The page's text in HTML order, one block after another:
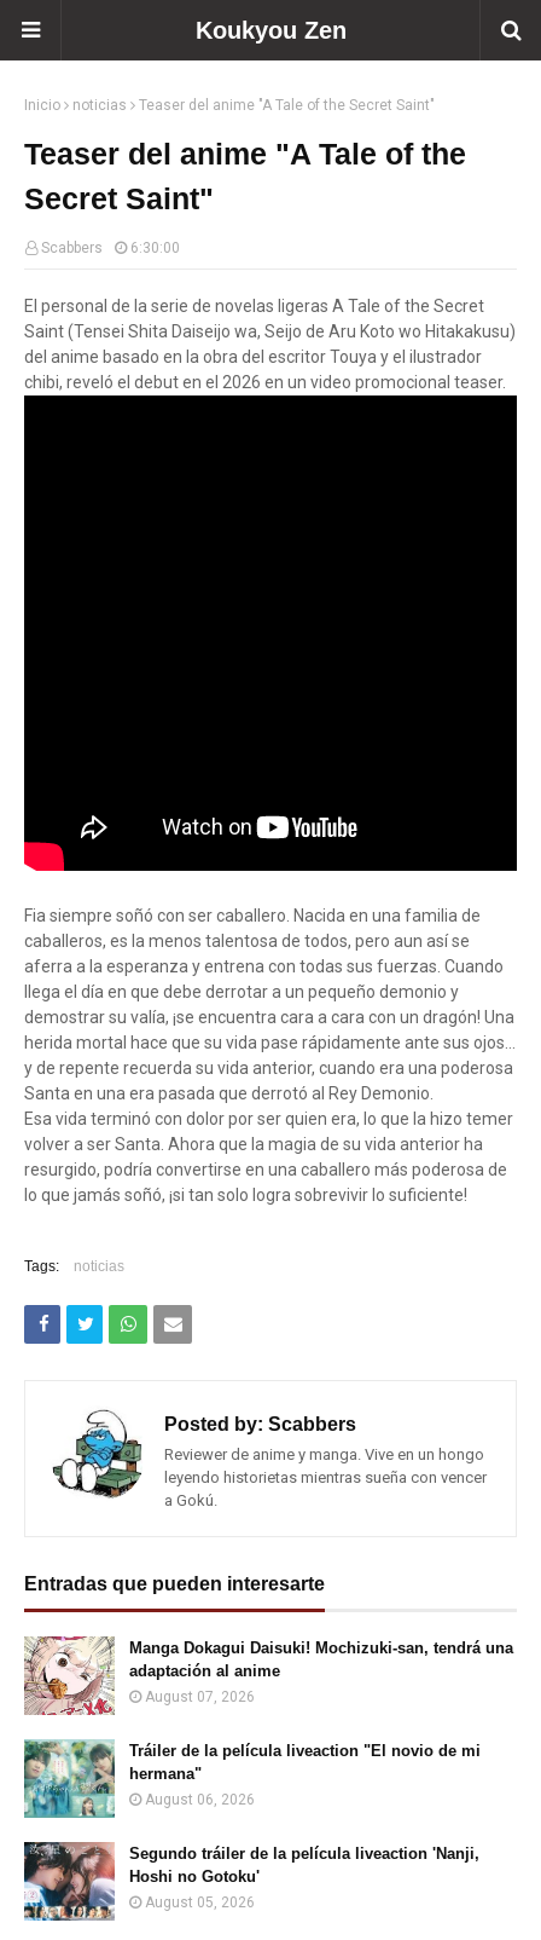
Koukyou Zen
Inicio noticias Teaser del anime "A Tale of the Secret Saint"
Teaser del anime "A Tale of the
Secret Saint"
Scabbers 6:30:00
El personal de la serie de novelas ligeras A Tale of the Secret
Saint (Tensei Shita Daiseijo wa, Seijo de Aru Koto wo Hitakakusu)
del anime basado en la obra del escritor Touya y el ilustrador
chibi, reveló el debut en el 2026 en un video promocional teaser.
Fia siempre soñó con ser caballero. Nacida en una familia de
caballeros, es la menos talentosa de todos, pero aun así se
aferra a la esperanza y entrena con todas sus fuerzas. Cuando
llega el día en que debe derrotar a un pequeño demonio y
demostrar su valía, ¡se encuentra cara a cara con un dragón! Una
herida mortal hace que su vida pase rápidamente ante sus ojos...
y de repente recuerda su vida anterior, cuando era una poderosa
Santa en una era pasada que derrotó al Rey Demonio.
Esa vida terminó con dolor por ser quien era, lo que la hizo temer
volver a ser Santa. Ahora que la magia de su vida anterior ha
resurgido, podría convertirse en una caballero más poderosa de
lo que jamás soñó, ¡si tan solo logra sobrevivir lo suficiente!
Tags: noticias
Posted by: Scabbers
Reviewer de anime y manga. Vive en un hongo
leyendo historietas mientras sueña con vencer
a Gokú.
Entradas que pueden interesarte
Manga Dokagui Daisuki! Mochizuki-san, tendrá una
adaptación al anime
August 07, 2026
Tráiler de la película liveaction "El novio de mi
hermana"
August 06, 2026
Segundo tráiler de la película liveaction 'Nanji,
Hoshi no Gotoku'
August 05, 2026